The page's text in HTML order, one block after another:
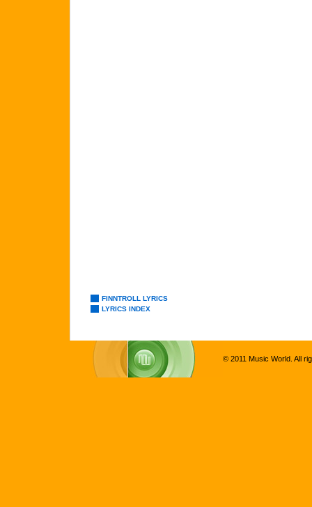
FINNTROLL LYRICS
LYRICS INDEX
© 2011 Music World. All